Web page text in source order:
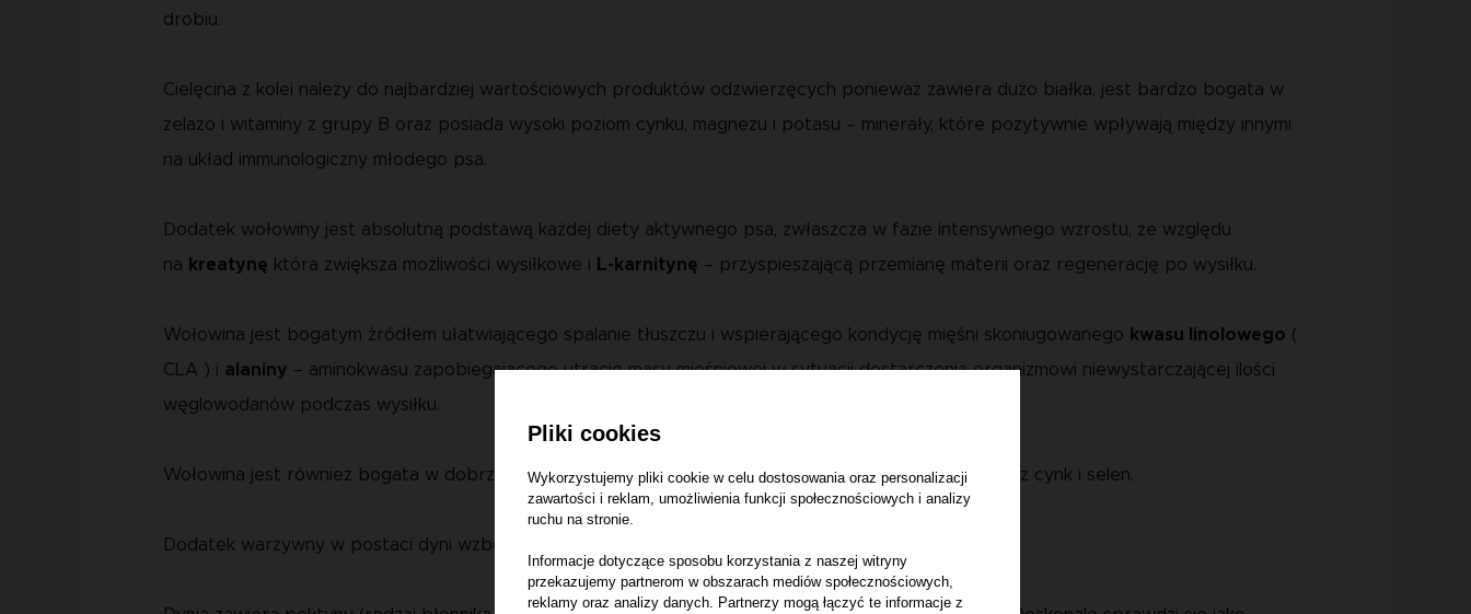
drobiu.
Cielęcina z kolei należy do najbardziej wartościowych produktów odzwierzęcych ponieważ zawiera dużo białka, jest bardzo bogata w
żelazo i witaminy z grupy B oraz posiada wysoki poziom cynku, magnezu i potasu – minerały, które pozytywnie wpływają między innymi
na układ immunologiczny młodego psa.
Dodatek wołowiny jest absolutną podstawą każdej diety aktywnego psa, zwłaszcza w fazie intensywnego wzrostu, ze względu
na kreatynę która zwiększa możliwości wysiłkowe i L-karnitynę – przyspieszającą przemianę materii oraz regenerację po wysiłku.
Wołowina jest bogatym źródłem ułatwiającego spalanie tłuszczu i wspierającego kondycję mięśni skoniugowanego kwasu linolowego (
CLA ) i alaniny – aminokwasu zapobiegającego utracie masy mięśniowej w sytuacji dostarczenia organizmowi niewystarczającej ilości
węglowodanów podczas wysiłku.
Wołowina jest również bogata w dobrze przyswajalne żelazo oraz szereg witamin z grupy B, A i E oraz cynk i selen.
Dodatek warzywny w postaci dyni wzbogaca skład karmy Junior o cenne składniki odżywcze.
Pliki cookies
Wykorzystujemy pliki cookie w celu dostosowania oraz personalizacji
zawartości i reklam, umożliwienia funkcji społecznościowych i analizy
ruchu na stronie.
Informacje dotyczące sposobu korzystania z naszej witryny
przekazujemy partnerom w obszarach mediów społecznościowych,
reklamy oraz analizy danych. Partnerzy mogą łączyć te informacje z